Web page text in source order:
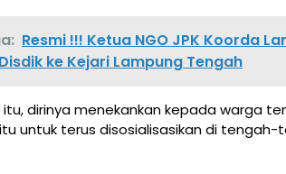
Resmi !!! Ketua NGO JPK Koorda
ke Kejari Lampung Tengah
itu, dirinya menekankan kepada warga
itu untuk terus disosialisasikan di